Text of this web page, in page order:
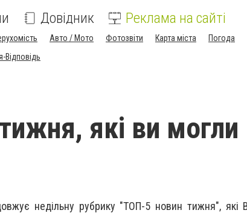
Довідник Реклама на сайті
Авто / Мото Фотозвіти Карта міста Погода
Відповідь
які ви могли
недільну рубрику "ТОП-5 новин тижня", які